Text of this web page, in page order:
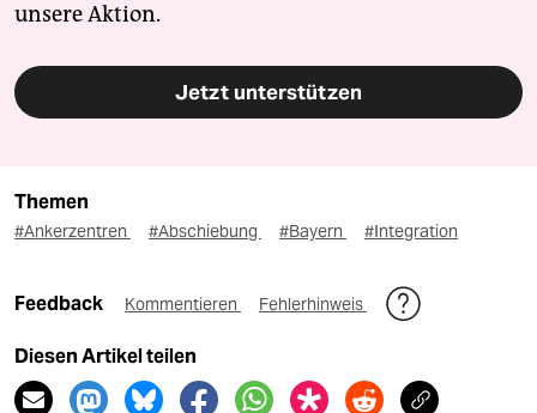
unsere Aktion.
Jetzt unterstützen
Themen
#Ankerzentren #Abschiebung #Bayern #Integration
Feedback Kommentieren Fehlerhinweis
Diesen Artikel teilen